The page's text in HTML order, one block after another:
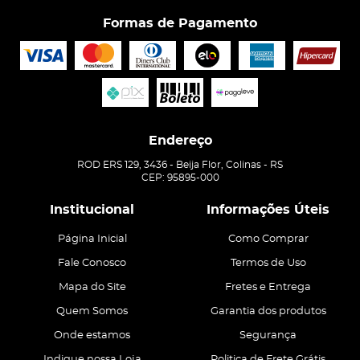
Formas de Pagamento
Endereço
ROD ERS 129, 3436 - Beija Flor, Colinas - RS
CEP: 95895-000
Institucional
Página Inicial
Fale Conosco
Mapa do Site
Quem Somos
Onde estamos
Informações Úteis
Como Comprar
Termos de Uso
Fretes e Entrega
Garantia dos produtos
Segurança